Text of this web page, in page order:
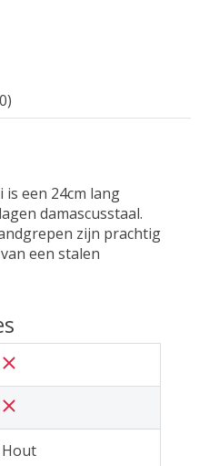
is een 24cm lang
damascusstaal.
zijn prachtig
een stalen
Hout